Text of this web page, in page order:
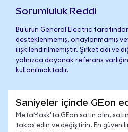
Sorumluluk Reddi
Bu ürün General Electric
desteklenmemiş, onaylanmamış
ilişkilendirilmemiştir. Şirket adı ve
yalnızca dayanak referans
kullanılmaktadır.
Saniyeler içinde GEon
MetaMask'ta GEon satın alın,
takas edin ve değiştirin. En